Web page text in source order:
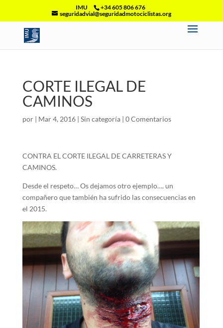
IMU
+34 605 806 676
seguridadvial@seguridadmotociclistas.org
CORTE ILEGAL DE
CAMINOS
por | Mar 4, 2016| Sin categoría| 0 Comentarios
CONTRA EL CORTE ILEGAL DE CARRETERAS Y
CAMINOS.
Desde el respeto… Os dejamos otro ejemplo…. un
compañero que también ha sufrido las consecuencias en
el 2015.